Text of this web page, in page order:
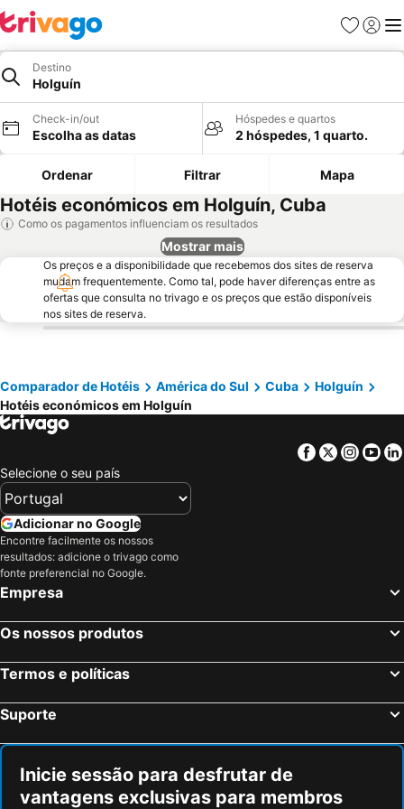
Favoritos
Iniciar
Destino
Holguín
Check-in/out
Escolha as datas
Hóspedes e quartos
2 hóspedes, 1 quarto.
Ordenar Filtrar Mapa
Hotéis económicos em Holguín, Cuba
Como os pagamentos influenciam os resultados
Mostrar mais
Os preços e a disponibilidade que recebemos dos sites de reserva
mudam frequentemente. Como tal, pode haver diferenças entre as
ofertas que consulta no trivago e os preços que estão disponíveis
nos sites de reserva.
Comparador de Hotéis América do Sul Cuba
Holguín
Hotéis económicos em Holguín
Facebook
Twitter
Selecione o seu país
Adicionar no Google
Encontre facilmente os nossos
resultados: adicione o trivago como
fonte preferencial no Google.
Empresa
Os nossos produtos
Termos e políticas
Suporte
Inicie sessão para desfrutar de
vantagens exclusivas para membros